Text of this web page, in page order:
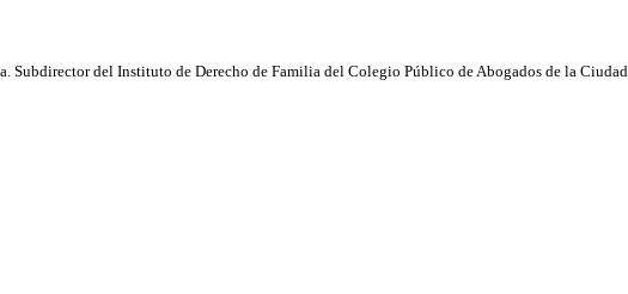
Subdirector del Instituto de Derecho de Familia del Colegio Público de Abogados dela Ciudad